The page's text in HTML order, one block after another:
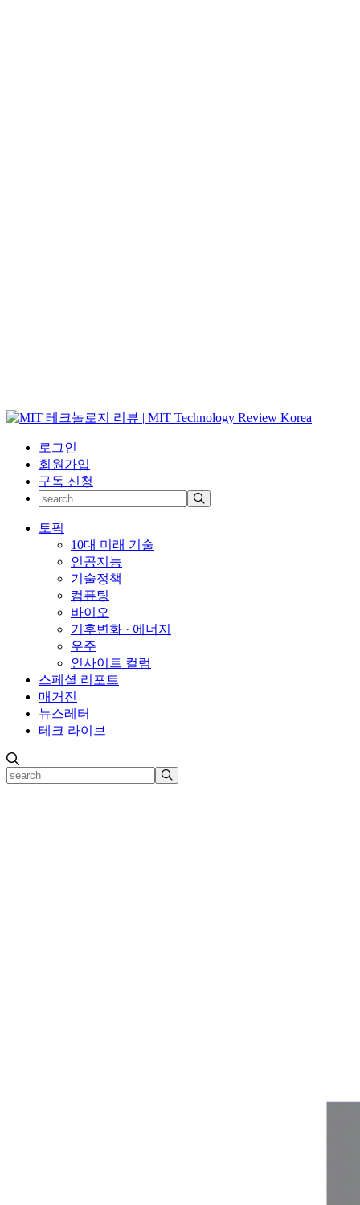
로그인
회원가입
구독 신청
토픽
10대 미래 기술
인공지능
기술정책
컴퓨팅
바이오
기후변화 · 에너지
우주
인사이트 컬럼
스페셜 리포트
매거진
뉴스레터
테크 라이브